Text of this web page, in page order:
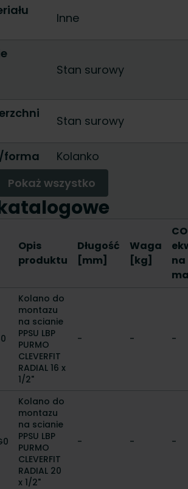
Inne
Stan surowy
Stan surowy
forma
Kolanko
Pokaż wszystko
Opis
produktu
Długość
[mm]
Waga
[kg]
na
Kolano do
montazu
na scianie
PPSU LBP
PURMO
CLEVERFIT
RADIAL 16 x
1/2"
- - -
Kolano do
montazu
na scianie
PPSU LBP
PURMO
CLEVERFIT
RADIAL 20
x 1/2"
- - -